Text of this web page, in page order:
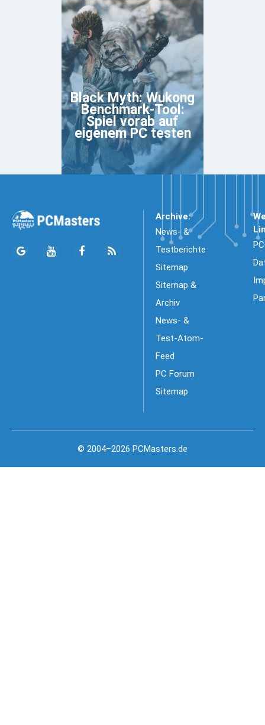
Black Myth: Wukong
Benchmark-Tool:
Spiel vorab auf
eigenem PC testen
Archive:
News- &
Testberichte
Sitemap
Sitemap &
Archiv
News- &
Test-Atom-
Feed
PC Forum
Sitemap
© 2004–2026 PCMasters.de